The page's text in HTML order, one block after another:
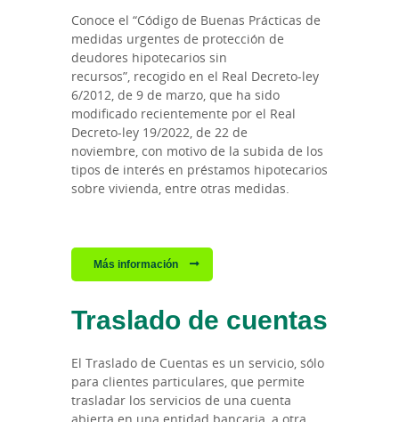
Conoce el “Código de Buenas Prácticas de
medidas urgentes de protección de
deudores hipotecarios sin
recursos”, recogido en el Real Decreto-ley
6/2012, de 9 de marzo, que ha sido
modificado recientemente por el Real
Decreto-ley 19/2022, de 22 de
noviembre, con motivo de la subida de los
tipos de interés en préstamos hipotecarios
sobre vivienda, entre otras medidas.
Más información
Traslado de cuentas
El Traslado de Cuentas es un servicio, sólo
para clientes particulares, que permite
trasladar los servicios de una cuenta